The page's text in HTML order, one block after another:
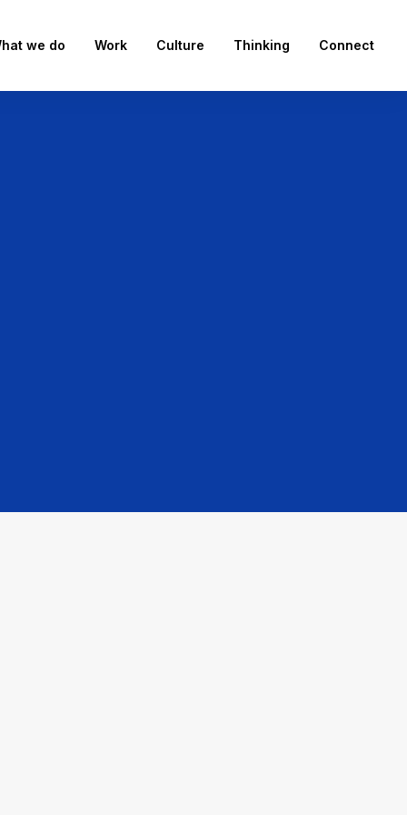
we do Work Culture Thinking Connect